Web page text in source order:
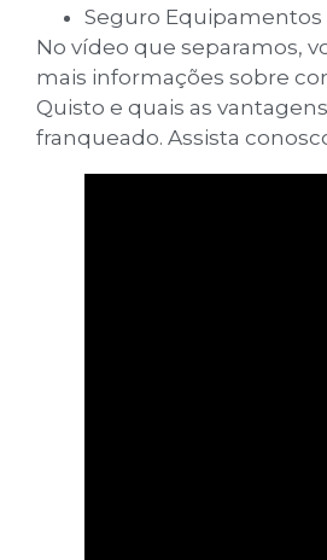
Seguro Equipamentos
No vídeo que separamos,
mais informações sobre
Quisto e quais as
franqueado. Assista